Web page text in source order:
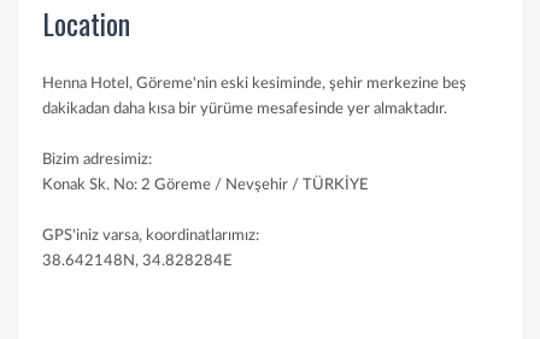
Location
Henna Hotel, Göreme'nin eski kesiminde, şehir merkezine beş
dakikadan daha kısa bir yürüme mesafesinde yer almaktadır.
Bizim adresimiz:
Konak Sk. No: 2 Göreme / Nevşehir / TÜRKİYE
GPS'iniz varsa, koordinatlarımız:
38.642148N, 34.828284E